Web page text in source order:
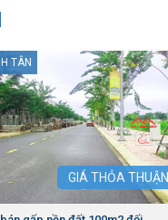
TÂN
GIÁTHỎA THUẬN